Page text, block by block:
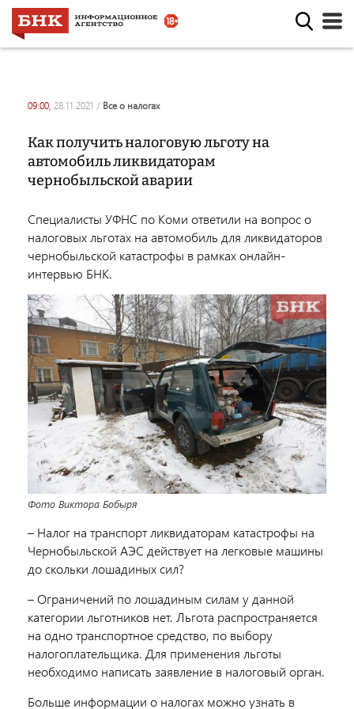
09:00, 28.11.2021 / все о налогах
Как получить налоговую льготу на
автомобиль ликвидаторам
чернобыльской аварии
Специалисты УФНС по Коми ответили на вопрос о
налоговых льготах на автомобиль для ликвидаторов
чернобыльской катастрофы в рамках онлайн-
интервью БНК.
Фото Виктора Бобыря
– Налог на транспорт ликвидаторам катастрофы на
Чернобыльской АЭС действует на легковые машины
до скольки лошадиных сил?
– Ограничений по лошадиным силам у данной
категории льготников нет. Льгота распространяется
на одно транспортное средство, по выбору
налогоплательщика. Для применения льготы
необходимо написать заявление в налоговый орган.
Больше информации о налогах можно узнать в